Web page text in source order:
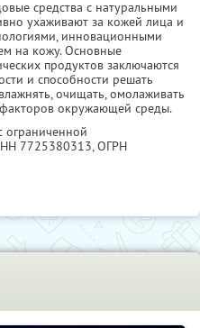
средства с натуральными
ухаживают за кожей лица и
инновационными
на кожу. Основные
продуктов заключаются
и способности решать
очищать, омолаживать
окружающей среды.
ограниченной
7725380313, ОГРН